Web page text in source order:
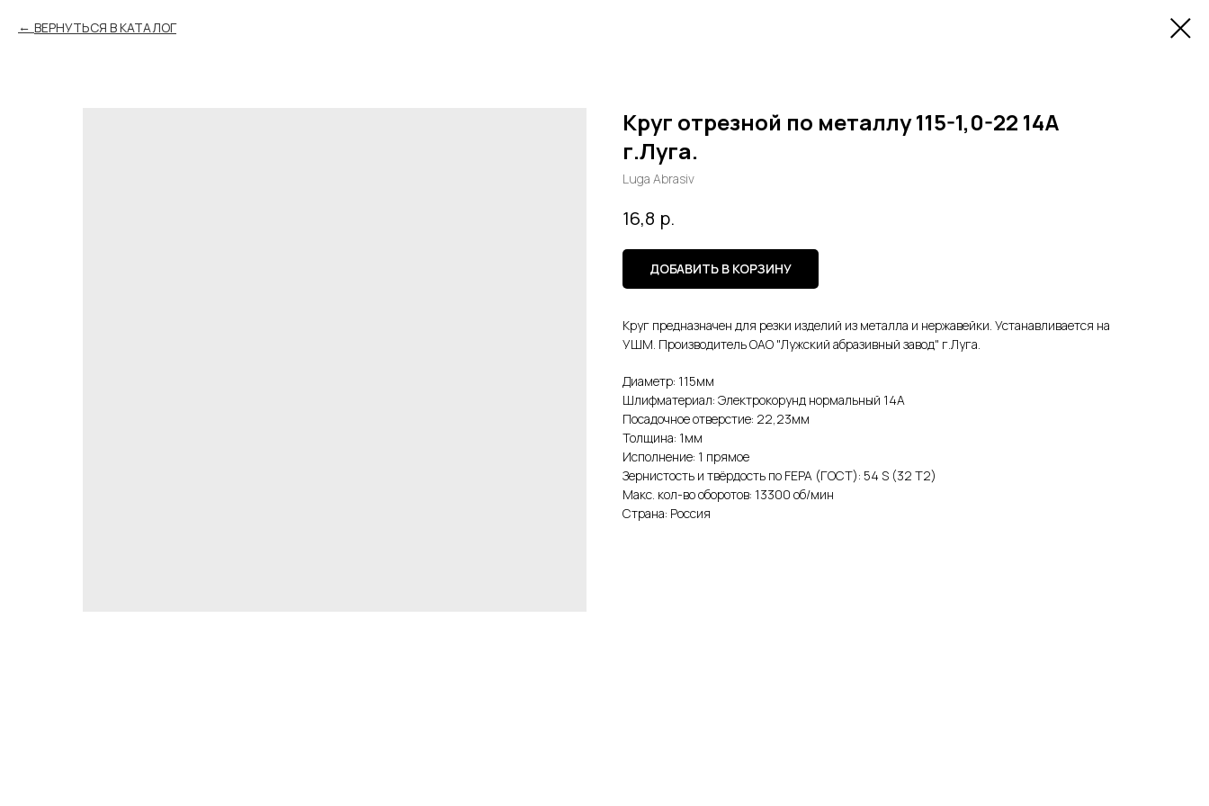
ВЕРНУТЬСЯ В КАТАЛОГ
Круг отрезной по металлу 115-1,0-22 14А
г.Луга.
Luga Abrasiv
16,8 р.
ДОБАВИТЬ В КОРЗИНУ
Круг предназначен для резки изделий из металла и нержавейки. Устанавливается на
УШМ. Производитель ОАО "Лужский абразивный завод" г.Луга.
Диаметр: 115мм
Шлифматериал: Электрокорунд нормальный 14А
Посадочное отверстие: 22,23мм
Толщина: 1мм
Исполнение: 1 прямое
Зернистость и твёрдость по FEPA (ГОСТ): 54 S (32 Т2)
Макс. кол-во оборотов: 13300 об/мин
Страна: Россия